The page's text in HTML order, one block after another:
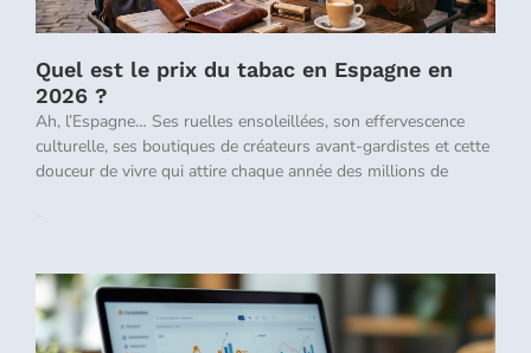
Quel est le prix du tabac en Espagne en
2026 ?
Ah, l’Espagne… Ses ruelles ensoleillées, son effervescence
culturelle, ses boutiques de créateurs avant-gardistes et cette
douceur de vivre qui attire chaque année des millions de